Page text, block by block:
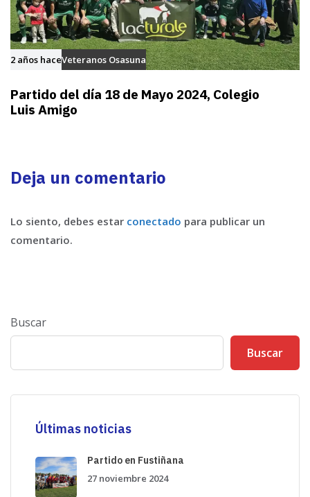
2 años haceVeteranos Osasuna
Partido del día 18 de Mayo 2024, Colegio
Luis Amigo
Deja un comentario
Lo siento, debes estar conectado para publicar un
comentario.
Buscar
Buscar
Últimas noticias
Partido en Fustiñana
27 noviembre 2024